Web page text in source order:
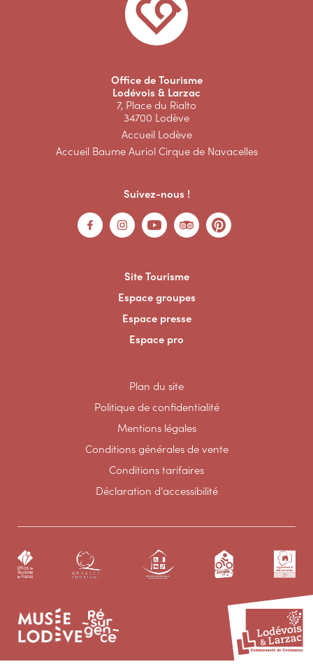
Office de Tourisme
Lodévois & Larzac
7, Place du Rialto
34700 Lodève
Accueil Lodève
Accueil Baume Auriol Cirque de Navacelles
Suivez-nous !
Site Tourisme
Espace groupes
Espace presse
Espace pro
Plan du site
Politique de confidentialité
Mentions légales
Conditions générales de vente
Conditions tarifaires
Déclaration d'accessibilité